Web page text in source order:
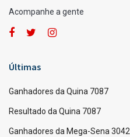
Acompanhe a gente
Últimas
Ganhadores da Quina 7087
Resultado da Quina 7087
Ganhadores da Mega-Sena 3042